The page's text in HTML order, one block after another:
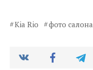
Kia Rio фото салона